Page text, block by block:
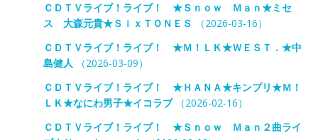
ＣＤＴＶライブ！ライブ！ ★Ｓｎｏｗ Ｍａｎ★ミセ
ス 大森元貴★ＳｉｘＴＯＮＥＳ
（2026-03-16）
ＣＤＴＶライブ！ライブ！ ★Ｍ！ＬＫ★ＷＥＳＴ．★中
島健人 （2026-03-09）
ＣＤＴＶライブ！ライブ！ ★ＨＡＮＡ★キンプリ★Ｍ！
ＬＫ★なにわ男子★イコラブ（2026-02-16）
ＣＤＴＶライブ！ライブ！ ★Ｓｎｏｗ Ｍａｎ２曲ライ